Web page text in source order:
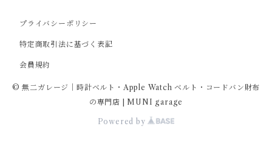
プライバシーポリシー
特定商取引法に基づく表記
会員規約
© 無二ガレージ｜時計ベルト・Apple Watch ベルト・コードバン財布
の専門店 | MUNI garage
Powered by